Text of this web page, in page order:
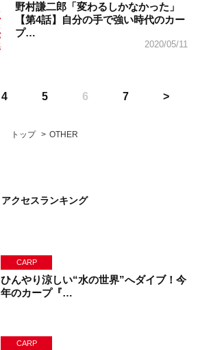
野村謙二郎「変わるしかなかった」
【第4話】自分の手で強い時代のカー
プ…
2020/05/11
4 5 6 7
トップ OTHER
アクセスランキング
CARP
ひんやり涼しい“水の世界”へダイブ！今
年のカープ『…
CARP